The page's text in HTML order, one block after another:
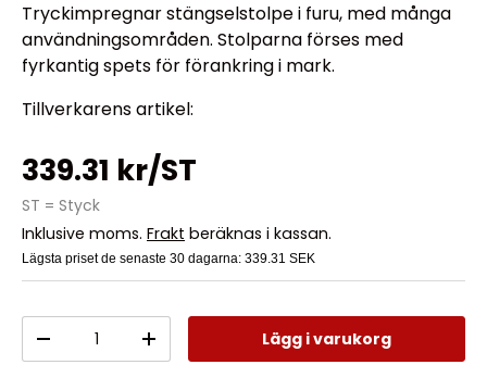
Tryckimpregnar stängselstolpe i furu, med många
användningsområden. Stolparna förses med
fyrkantig spets för förankring i mark.
Tillverkarens artikel:
339.31 kr/ST
ST = Styck
Inklusive moms. Frakt beräknas i kassan.
Lägsta priset de senaste 30 dagarna: 339.31 SEK
-
+ Lägg i varukorg